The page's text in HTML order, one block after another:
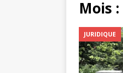
Mois :
JURIDIQUE